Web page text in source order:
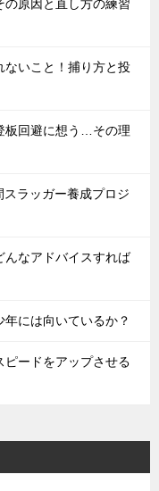
の原因と直し方の練習
ないこと！捕り方と投
板回避に想う…その理
ラッガー養成プロジ
んなアドバイスすれば
には向いているか？
ードをアップさせる